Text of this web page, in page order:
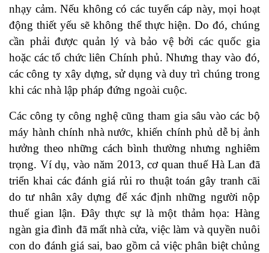
nhạy cảm. Nếu không có các tuyến cáp này, mọi hoạt
động thiết yếu sẽ không thể thực hiện. Do đó, chúng
cần phải được quản lý và bảo vệ bởi các quốc gia
hoặc các tổ chức liên Chính phủ. Nhưng thay vào đó,
các công ty xây dựng, sử dụng và duy trì chúng trong
khi các nhà lập pháp đứng ngoài cuộc.
Các công ty công nghệ cũng tham gia sâu vào các bộ
máy hành chính nhà nước, khiến chính phủ dễ bị ảnh
hưởng theo những cách bình thường nhưng nghiêm
trọng. Ví dụ, vào năm 2013, cơ quan thuế Hà Lan đã
triển khai các đánh giá rủi ro thuật toán gây tranh cãi
do tư nhân xây dựng để xác định những người nộp
thuế gian lận. Đây thực sự là một thảm họa: Hàng
ngàn gia đình đã mất nhà cửa, việc làm và quyền nuôi
con do đánh giá sai, bao gồm cả việc phân biệt chủng